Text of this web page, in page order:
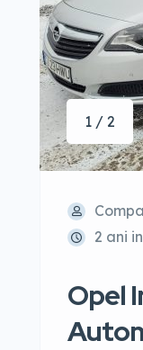
1 / 2
2 ani
Opel